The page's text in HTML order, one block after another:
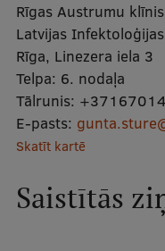
Doktorantūra
Rezidentūra
Uzņemšana
Praktiska
Par RSU
Rīgas Austrumu
Latvijas
Rīga, Linezera iela 3
Telpa: 6. nodaļa
Tālrunis:
E-pasts:
Skatīt kartē
Saistītās